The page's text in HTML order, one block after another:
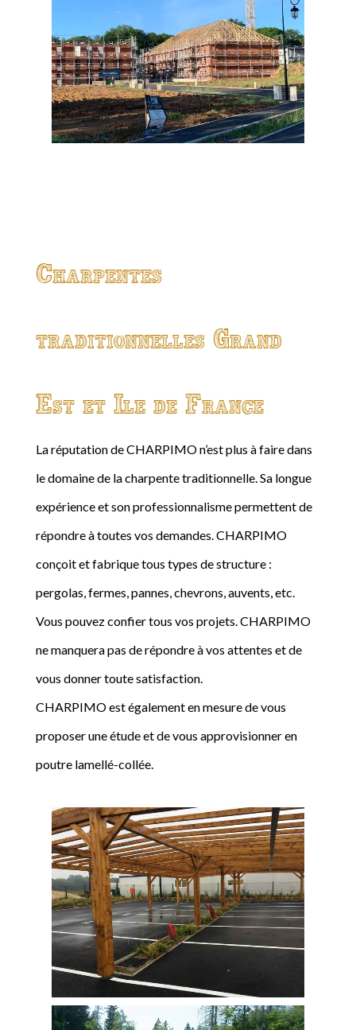
Charpentes
traditionnelles Grand
Est et Ile de France
La réputation de CHARPIMO n’est plus à faire dans
le domaine de la charpente traditionnelle. Sa longue
expérience et son professionnalisme permettent de
répondre à toutes vos demandes. CHARPIMO
conçoit et fabrique tous types de structure :
pergolas, fermes, pannes, chevrons, auvents, etc.
Vous pouvez confier tous vos projets. CHARPIMO
ne manquera pas de répondre à vos attentes et de
vous donner toute satisfaction.
CHARPIMO est également en mesure de vous
proposer une étude et de vous approvisionner en
poutre lamellé-collée.